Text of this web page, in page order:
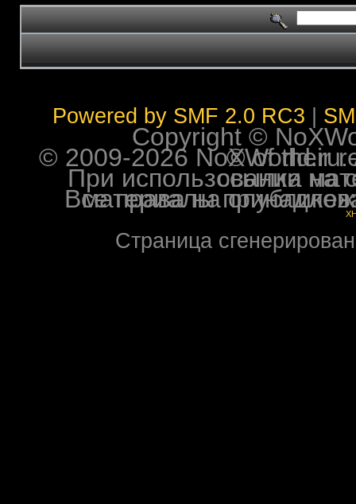
Powered by SMF 2.0 RC3
Copyright ©
© 2009-2026 NoXWorld.ru. All
При использовании
Все права на опубликованные на форуме
Страница